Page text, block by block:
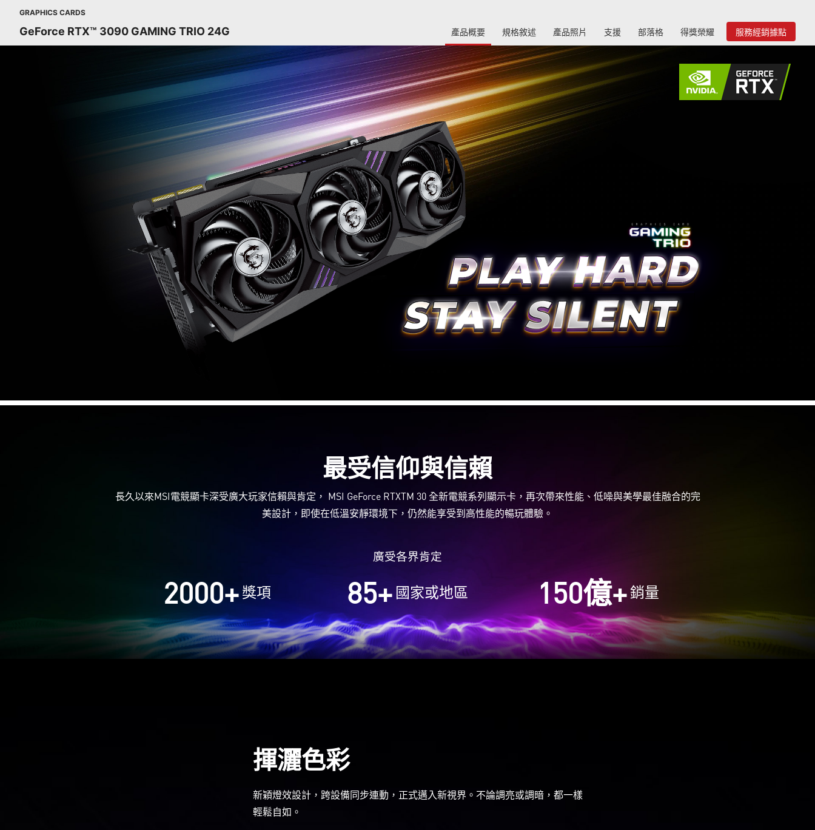
GRAPHICS CARDS
GeForce RTX™ 3090 GAMING TRIO 24G 產品概要 規格敘述 產品照片 支援 部落格 得獎榮耀 服務經銷據點
最受信仰與信賴
長久以來MSI電競顯卡深受廣大玩家信賴與肯定， MSI GeForce RTXTM 30 全新電競系列顯示卡，再次帶來性能、低噪與美學最佳融合的完
美設計，即使在低溫安靜環境下，仍然能享受到高性能的暢玩體驗。
廣受各界肯定
2000+ 獎項 85+ 國家或地區 150億+銷量
揮灑色彩
新穎燈效設計，跨設備同步連動，正式邁入新視界。不論調亮或調暗，都一樣
輕鬆自如。